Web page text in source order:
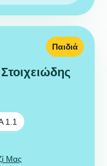
Παιδιά
1.1
Μας